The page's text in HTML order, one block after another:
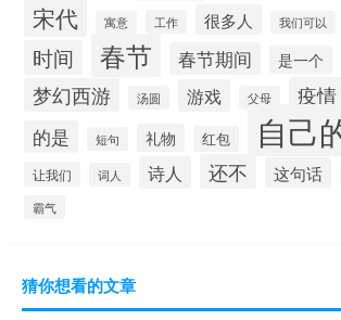
宋代 寓意 工作 很多人 我们可以
时间 春节 春节期间 是一个
梦幻西游 汤圆 游戏 父母 疫情
的是 短句 礼物 红包 自己
让我们 词人 诗人 还不 这句话
霸气
猜你想看的文章